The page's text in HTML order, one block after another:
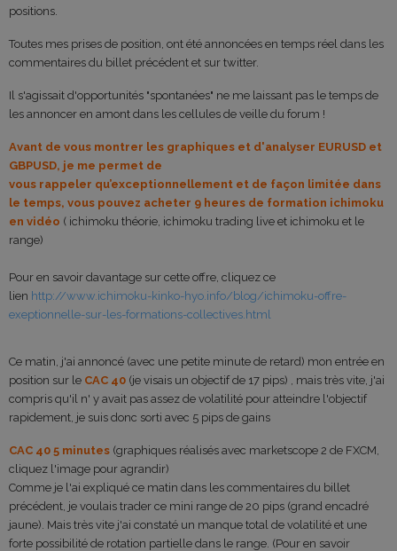
positions.
Toutes mes prises de position, ont été annoncées en temps réel dans les
commentaires du billet précédent et sur twitter.
Il s'agissait d'opportunités "spontanées" ne me laissant pas le temps de
les annoncer en amont dans les cellules de veille du forum !
Avant de vous montrer les graphiques et d'analyser EURUSD et
GBPUSD, je me permet de
vous rappeler qu’exceptionnellement et de façon limitée dans
le temps, vous pouvez acheter 9 heures de formation ichimoku
en vidéo ( ichimoku théorie, ichimoku trading live et ichimoku et le
range)
Pour en savoir davantage sur cette offre, cliquez ce
lien http://www.ichimoku-kinko-hyo.info/blog/ichimoku-offre-
exeptionnelle-sur-les-formations-collectives.html
Ce matin, j'ai annoncé (avec une petite minute de retard) mon entrée en
position sur le CAC 40 (je visais un objectif de 17 pips) , mais très vite, j'ai
compris qu'il n' y avait pas assez de volatilité pour atteindre l'objectif
rapidement, je suis donc sorti avec 5 pips de gains
CAC 40 5 minutes (graphiques réalisés avec marketscope 2 de FXCM,
cliquez l'image pour agrandir)
Comme je l'ai expliqué ce matin dans les commentaires du billet
précédent, je voulais trader ce mini range de 20 pips (grand encadré
jaune). Mais très vite j'ai constaté un manque total de volatilité et une
forte possibilité de rotation partielle dans le range. (Pour en savoir